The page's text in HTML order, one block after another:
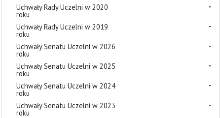
Uchwały Rady Uczelni w 2020
roku
Uchwały Rady Uczelni w 2019
roku
Uchwały Senatu Uczelni w 2026
roku
Uchwały Senatu Uczelni w 2025
roku
Uchwały Senatu Uczelni w 2024
roku
Uchwały Senatu Uczelni w 2023
roku